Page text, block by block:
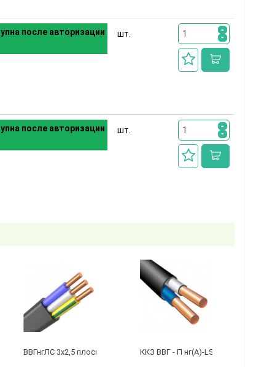
после авторизации шт.
после авторизации шт.
ГОСТВВГнгЛС 3x2,5 плоский черный ККЗ ВВГ - П нг(А)-LS 2 х 1,5